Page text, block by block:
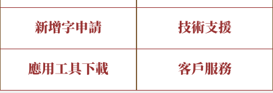
全字庫介紹 全字庫現況
中文碼介紹 專有名詞介紹
IDS查詢 部件查詢
複合查詢 注音查詢
新增字申請
新字申請處理流程
技術支援
字形即時顯示 造字解決方案
應用工具下載 客戶服務